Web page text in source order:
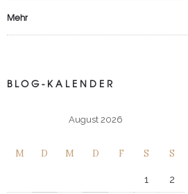
Mehr
BLOG-KALENDER
August 2026
M D M D F S S
1 2